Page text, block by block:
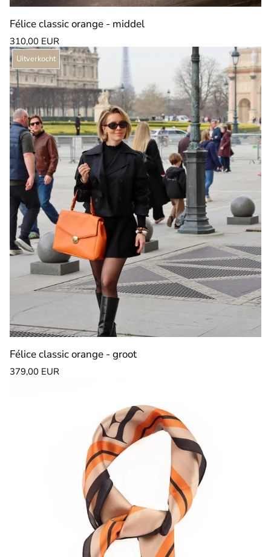
Félice classic orange - middel
Normale
prijs
310,00 EUR
Productlabel:
Uitverkocht
Félice classic orange - groot
Normale
379,00 EUR